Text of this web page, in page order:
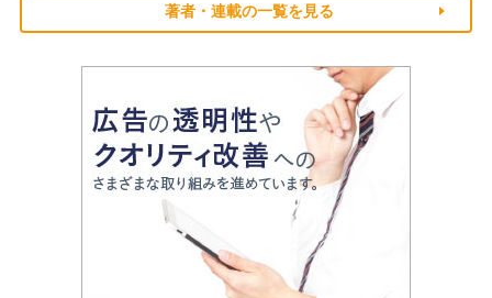
著者・連載の一覧を見る